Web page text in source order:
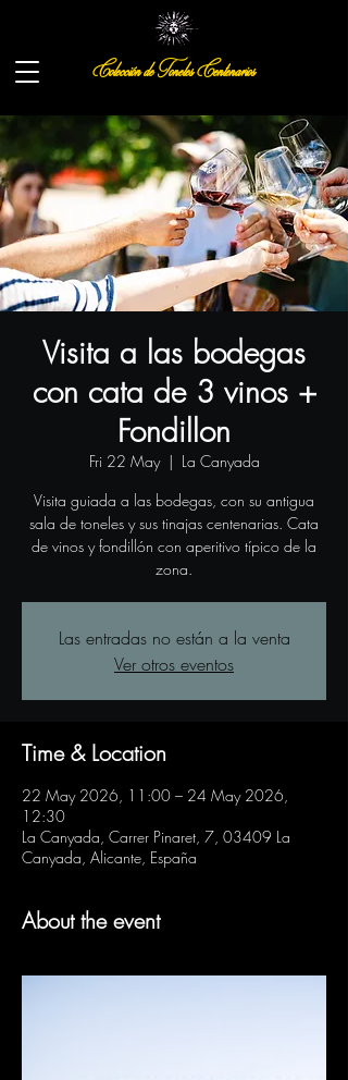
Colección de Toneles Centenarios
Visita a las bodegas
con cata de 3 vinos +
Fondillon
Fri 22 May
  |
La Canyada
Visita guiada a las bodegas, con su antigua
sala de toneles y sus tinajas centenarias. Cata
de vinos y fondillón con aperitivo típico de la
zona.
Las entradas no están a la venta
Ver otros eventos
Time & Location
22 May 2026, 11:00 – 24 May 2026,
12:30
La Canyada, Carrer Pinaret, 7, 03409 La
Canyada, Alicante, España
About the event